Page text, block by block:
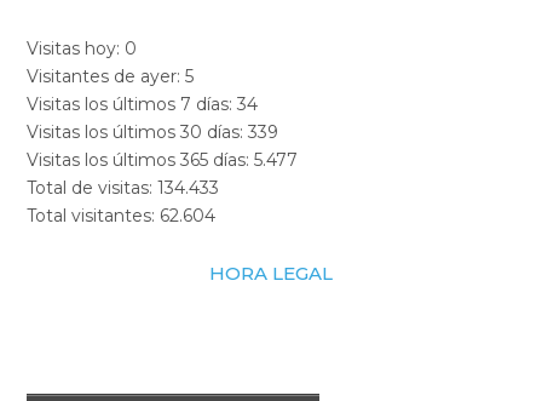
Visitas hoy: 0
Visitantes de ayer:5
Visitas los últimos 7 días:34
Visitas los últimos 30 días:339
Visitas los últimos 365 días:5.477
Total de visitas:134.433
Total visitantes: 62.604
HORA LEGAL